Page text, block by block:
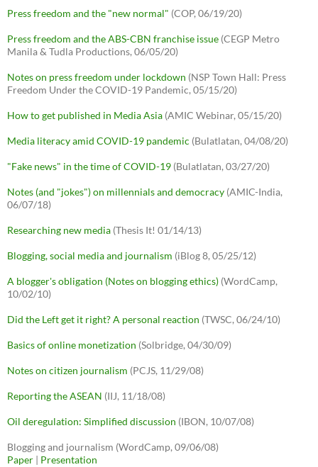
Press freedom and the "new normal" (COP, 06/19/20)
Press freedom and the ABS-CBN franchise issue (CEGP Metro
Manila & Tudla Productions, 06/05/20)
Notes on press freedom under lockdown (NSP Town Hall: Press
Freedom Under the COVID-19 Pandemic, 05/15/20)
How to get published in Media Asia (AMIC Webinar, 05/15/20)
Media literacy amid COVID-19 pandemic (Bulatlatan, 04/08/20)
"Fake news" in the time of COVID-19 (Bulatlatan, 03/27/20)
Notes (and "jokes") on millennials and democracy (AMIC-India,
06/07/18)
Researching new media (Thesis It! 01/14/13)
Blogging, social media and journalism (iBlog 8, 05/25/12)
A blogger's obligation (Notes on blogging ethics) (WordCamp,
10/02/10)
Did the Left get it right? A personal reaction (TWSC, 06/24/10)
Basics of online monetization (Solbridge, 04/30/09)
Notes on citizen journalism (PCJS, 11/29/08)
Reporting the ASEAN (IIJ, 11/18/08)
Oil deregulation: Simplified discussion (IBON, 10/07/08)
Blogging and journalism (WordCamp, 09/06/08)
Paper | Presentation